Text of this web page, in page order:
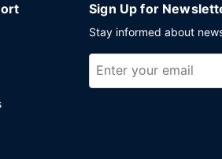
Sign Up for
Stay informed about